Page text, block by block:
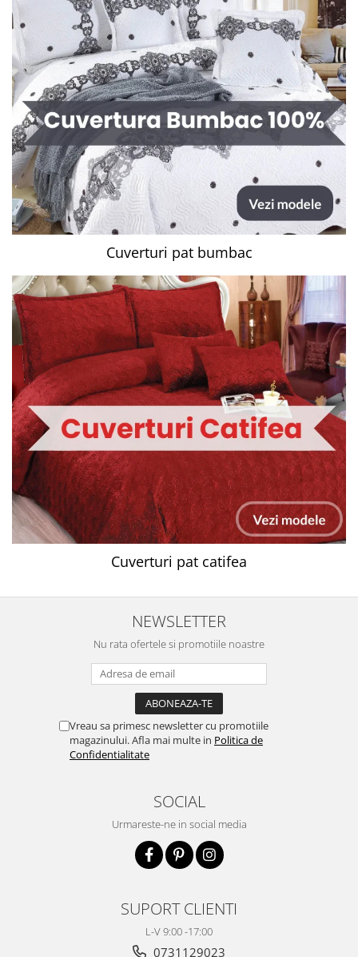
Cuverturi pat bumbac
Cuverturi pat catifea
NEWSLETTER
Nu rata ofertele si promotiile noastre
Vreau sa primesc newsletter cu promotiile
magazinului. Afla mai multe in Politica de
Confidentialitate
SOCIAL
Urmareste-ne in social media
SUPORT CLIENTI
L-V 9:00 -17:00
0731129023